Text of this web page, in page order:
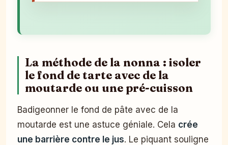
La méthode de la nonna : isoler
le fond de tarte avec de la
moutarde ou une pré-cuisson
Badigeonner le fond de pâte avec de la
moutarde est une astuce géniale. Cela crée
une barrière contre le jus. Le piquant souligne